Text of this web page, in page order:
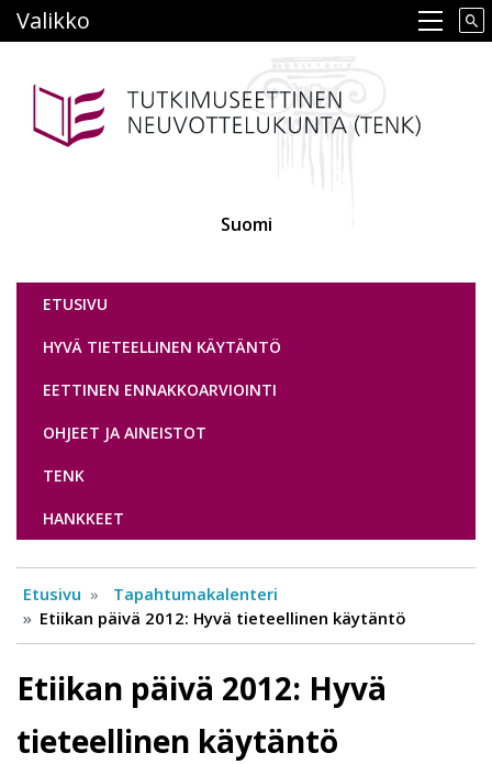
pääsisältöön
Main navigation
Valikko
Suomi
Tutkimuseettinen neuvottelukunta
ETUSIVU
HYVÄ TIETEELLINEN KÄYTÄNTÖ
EETTINEN ENNAKKOARVIOINTI
OHJEET JA AINEISTOT
TENK
HANKKEET
Etusivu
Tapahtumakalenteri
Etiikan päivä 2012: Hyvä tieteellinen käytäntö
Etiikan päivä 2012: Hyvä
tieteellinen käytäntö